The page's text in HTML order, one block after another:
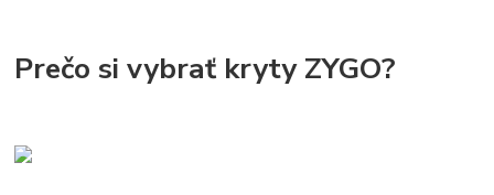
Prečo si vybrať kryty ZYGO?